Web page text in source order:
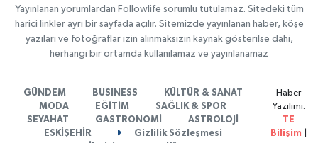
Yayınlanan yorumlardan Followlife sorumlu tutulamaz. Sitedeki tüm
harici linkler ayrı bir sayfada açılır. Sitemizde yayınlanan haber, köşe
yazıları ve fotoğraflar izin alınmaksızın kaynak gösterilse dahi,
herhangi bir ortamda kullanılamaz ve yayınlanamaz
GÜNDEM BUSINESS
KÜLTÜR & SANAT
MODA
EĞİTİM
SAĞLIK & SPOR
SEYAHAT
GASTRONOMİ
ASTROLOJİ
ESKİŞEHİR
Gizlilik Sözleşmesi
Haber
Yazılımı:
TE
Bilişim